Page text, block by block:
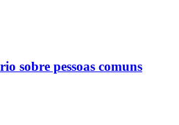
sobre pessoas comuns